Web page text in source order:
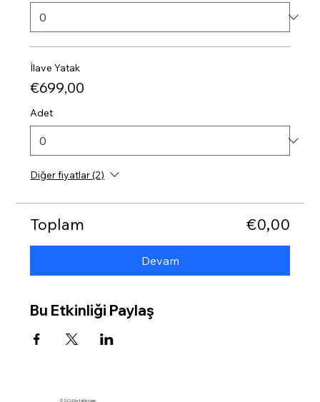
İlave Yatak
€699,00
Adet
Diğer fiyatlar (2)
Toplam €0,00
Devam
Bu Etkinliği Paylaş
© 2026 by tatilcruise